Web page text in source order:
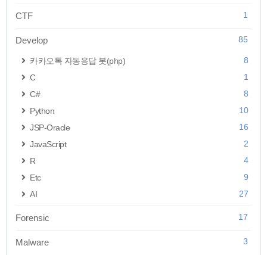
CTF 1
Develop 85
카카오톡 자동응답 봇(php)
8
C
1
C#
8
Python
10
JSP-Oracle
16
JavaScript
2
R
4
Etc
9
AI
27
Forensic 17
Malware 3